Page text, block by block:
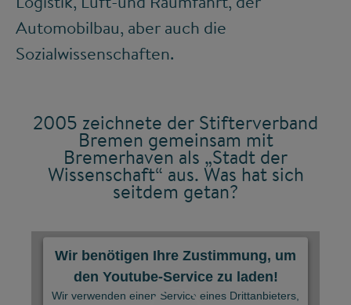
Automobilbau, aber auch die
Sozialwissenschaften.
Wir benötigen Ihre Zustimmung, um
den Youtube-Service zu laden!
Wir verwenden einen Service eines Drittanbieters,
2005 zeichnete der Stifterverband
Bremen gemeinsam mit
Bremerhaven als „Stadt der
Wissenschaft“ aus. Was hat sich
seitdem getan?